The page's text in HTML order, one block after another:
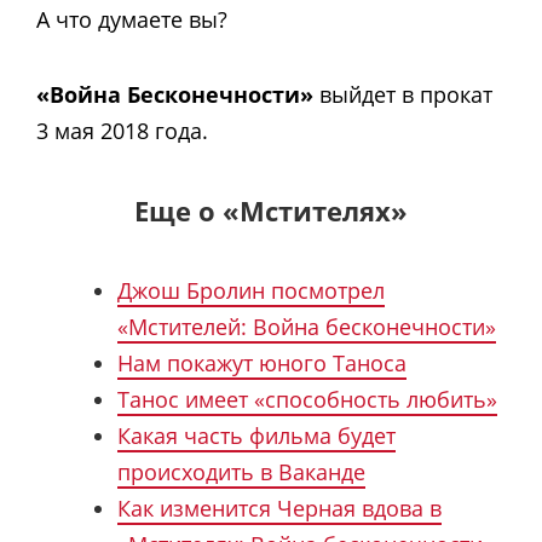
А что думаете вы?
«Война Бесконечности» выйдет в прокат
3 мая 2018 года.
Еще о «Мстителях»
Джош Бролин посмотрел
«Мстителей: Война бесконечности»
Нам покажут юного Таноса
Танос имеет «способность любить»
Какая часть фильма будет
происходить в Ваканде
Как изменится Черная вдова в